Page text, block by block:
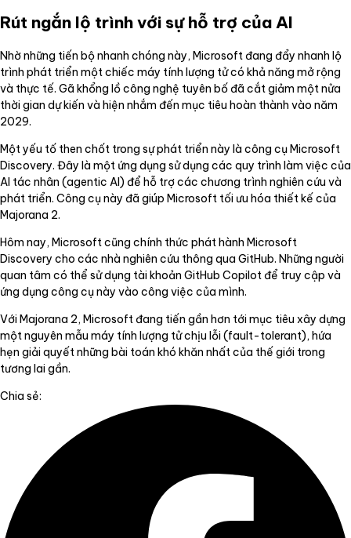
Rút ngắn lộ trình với sự hỗ trợ của AI
Nhờ những tiến bộ nhanh chóng này, Microsoft đang đẩy nhanh lộ
trình phát triển một chiếc máy tính lượng tử có khả năng mở rộng
và thực tế. Gã khổng lồ công nghệ tuyên bố đã cắt giảm một nửa
thời gian dự kiến và hiện nhắm đến mục tiêu hoàn thành vào năm
2029.
Một yếu tố then chốt trong sự phát triển này là công cụ Microsoft
Discovery. Đây là một ứng dụng sử dụng các quy trình làm việc của
AI tác nhân (agentic AI) để hỗ trợ các chương trình nghiên cứu và
phát triển. Công cụ này đã giúp Microsoft tối ưu hóa thiết kế của
Majorana 2.
Hôm nay, Microsoft cũng chính thức phát hành Microsoft
Discovery cho các nhà nghiên cứu thông qua GitHub. Những người
quan tâm có thể sử dụng tài khoản GitHub Copilot để truy cập và
ứng dụng công cụ này vào công việc của mình.
Với Majorana 2, Microsoft đang tiến gần hơn tới mục tiêu xây dựng
một nguyên mẫu máy tính lượng tử chịu lỗi (fault-tolerant), hứa
hẹn giải quyết những bài toán khó khăn nhất của thế giới trong
tương lai gần.
Chia sẻ: